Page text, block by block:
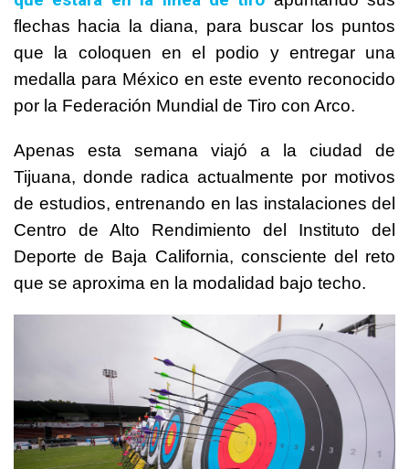
flechas hacia la diana, para buscar los puntos
que la coloquen en el podio y entregar una
medalla para México en este evento reconocido
por la Federación Mundial de Tiro con Arco.
Apenas esta semana viajó a la ciudad de
Tijuana, donde radica actualmente por motivos
de estudios, entrenando en las instalaciones del
Centro de Alto Rendimiento del Instituto del
Deporte de Baja California, consciente del reto
que se aproxima en la modalidad bajo techo.